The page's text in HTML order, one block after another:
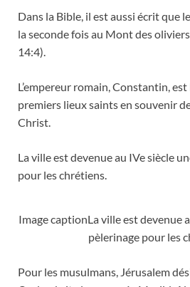
Dans la Bible, il est aussi écrit que
la seconde fois au Mont des
14:4).
L’empereur romain, Constantin,
premiers lieux saints en souvenir
Christ.
La ville est devenue au IVe siècle
pour les chrétiens.
Image captionLa ville est devenue
pèlerinage pour les
Pour les musulmans, Jérusalem